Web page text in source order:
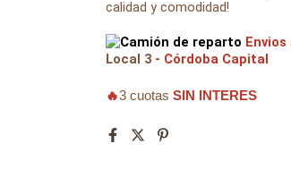
calidad y comodidad!
Envios
Local 3 - Córdoba Capital
🔥3 cuotas SIN INTERES